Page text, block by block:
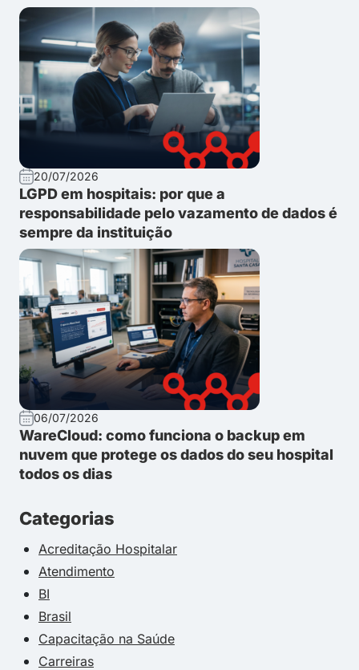
20/07/2026
LGPD em hospitais: por que a
responsabilidade pelo vazamento de dados é
sempre da instituição
06/07/2026
WareCloud: como funciona o backup em
nuvem que protege os dados do seu hospital
todos os dias
Categorias
Acreditação Hospitalar
Atendimento
BI
Brasil
Capacitação na Saúde
Carreiras